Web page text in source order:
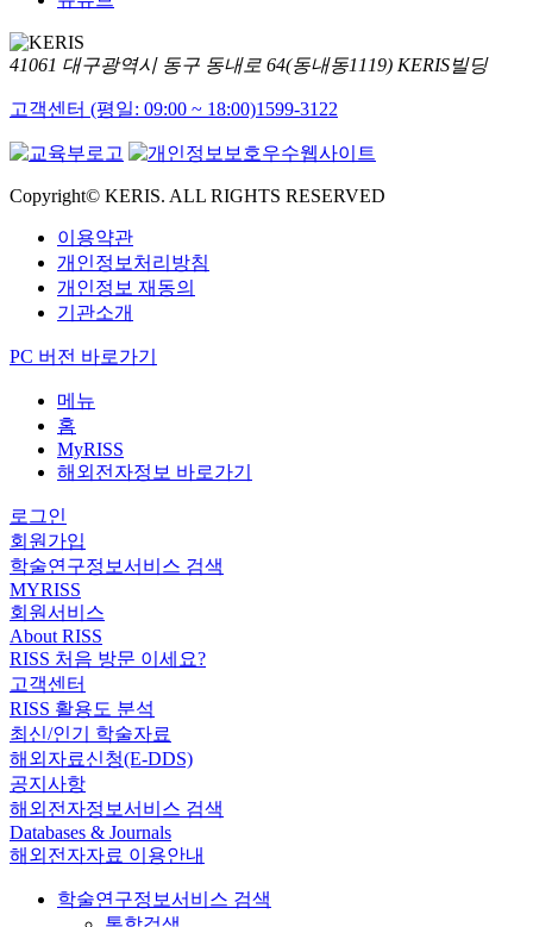
41061 대구광역시 동구 동내로 64(동내동1119) KERIS빌딩
고객센터 (평일: 09:00 ~ 18:00)1599-3122
Copyright© KERIS. ALL RIGHTS RESERVED
이용약관
개인정보처리방침
개인정보 재동의
기관소개
PC 버전 바로가기
메뉴
홈
MyRISS
해외전자정보 바로가기
로그인
회원가입
학술연구정보서비스 검색
MYRISS
회원서비스
About RISS
RISS 처음 방문 이세요?
고객센터
RISS 활용도 분석
최신/인기 학술자료
해외자료신청(E-DDS)
공지사항
해외전자정보서비스 검색
Databases & Journals
해외전자자료 이용안내
학술연구정보서비스 검색